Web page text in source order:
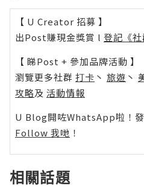
【 U Creator 招募 】
出Post賺現金獎賞 l 登記《社
【 睇Post + 參加品牌活動 】
瀏覽更多社群 打卡 丶 旅遊 丶
攻略及 活動情報
U Blog開咗WhatsApp啦！發
Follow 我哋 ！
相關話題